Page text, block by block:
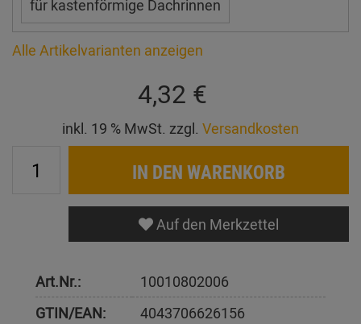
für kastenförmige Dachrinnen
Alle Artikelvarianten anzeigen
4,32 €
inkl. 19 % MwSt. zzgl. Versandkosten
IN DEN WARENKORB
Auf den Merkzettel
Art.Nr.:
10010802006
GTIN/EAN:
4043706626156